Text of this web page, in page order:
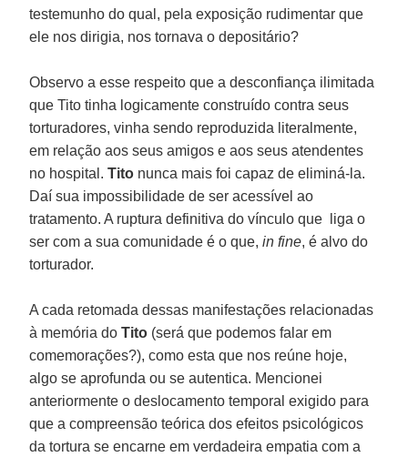
testemunho do qual, pela exposição rudimentar que
ele nos dirigia, nos tornava o depositário?
Observo a esse respeito que a desconfiança ilimitada
que Tito tinha logicamente construído contra seus
torturadores, vinha sendo reproduzida literalmente,
em relação aos seus amigos e aos seus atendentes
no hospital.Tito nunca mais foi capaz de eliminá-la.
Daí sua impossibilidade de ser acessível ao
tratamento. A ruptura definitiva do vínculo que liga o
ser com a sua comunidade é o que,in fine, é alvo do
torturador.
A cada retomada dessas manifestações relacionadas
à memória doTito (será que podemos falar em
comemorações?), como esta que nos reúne hoje,
algo se aprofunda ou se autentica. Mencionei
anteriormente o deslocamento temporal exigido para
que a compreensão teórica dos efeitos psicológicos
da tortura se encarne em verdadeira empatia com a